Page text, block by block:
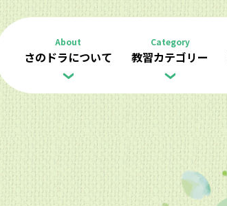
About
さのドラについて
Category
教習カテゴリー